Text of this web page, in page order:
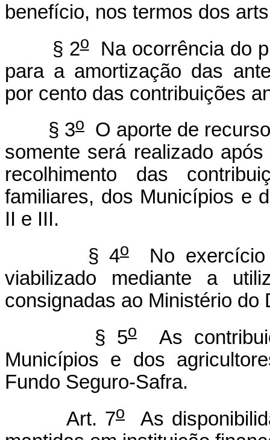
benefício, nos termos dos
§ 2oNa ocorrência do
para a amortização das
por cento das contribuições
§ 3o
O aporte de
somente será realizado
recolhimento das
familiares, dos Municípios e
II e III.
§ 4oNo exercício
viabilizado mediante a
consignadas ao Ministério do
§ 5oAs
Municípios e dos
Fundo Seguro-Safra.
Art. 7o
As